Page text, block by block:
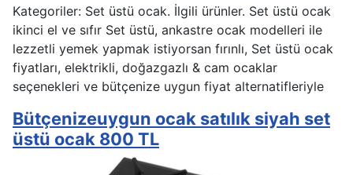
Kategoriler: Set üstü ocak. İlgili ürünler. Set üstü ocak
ikinci el ve sıfır Set üstü, ankastre ocak modelleri ile
lezzetli yemek yapmak istiyorsan fırınlı, Set üstü ocak
fiyatları, elektrikli, doğazgazlı & cam ocaklar
seçenekleri ve bütçenize uygun fiyat alternatifleriyle
Bütçenizeuygun ocak satılık siyah set
üstü ocak 800 TL